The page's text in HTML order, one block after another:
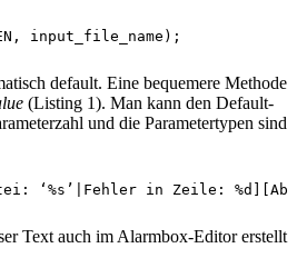
default. Eine bequemere Methode
(Listing 1). Man kann den Default-
und die Parametertypen sind
Text auch im Alarmbox-Editor erstellt